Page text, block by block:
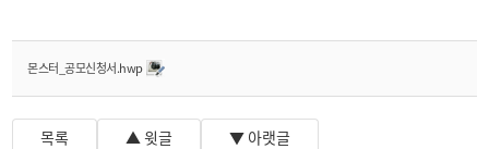
몬스터_공모신청서.hwp
목록 ▲ 윗글 ▼ 아랫글